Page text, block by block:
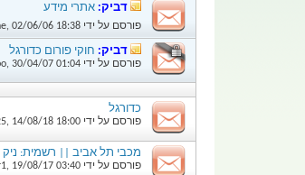
דביק: אתרי מידע
פורסם על ידי , 02/06/06 18:38
דביק: חוקי פורום כדורגל
פורסם על ידי , 30/04/07 01:04
כדורגל
פורסם על ידי , 14/08/18 18:00
מכבי תל אביב || רשמית:
פורסם על ידי , 19/08/17 03:40